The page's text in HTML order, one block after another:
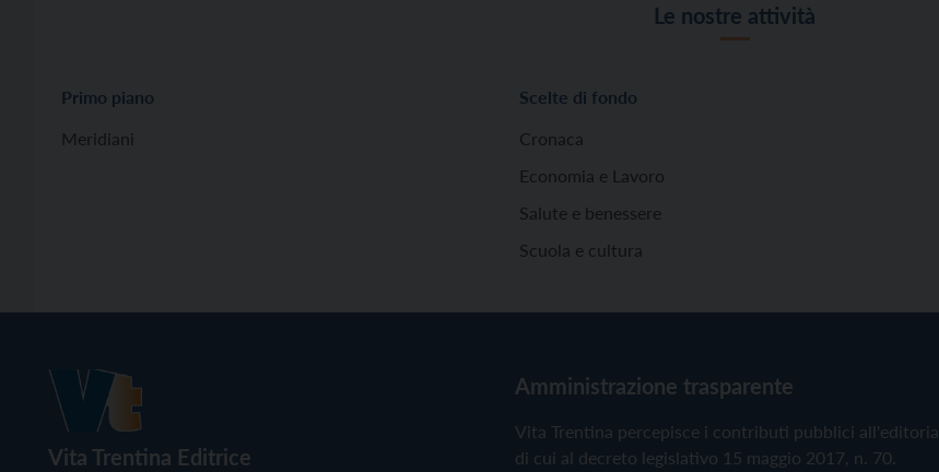
Le nostre attività
Primo piano
Meridiani
Scelte di fondo
Cronaca
Economia e Lavoro
Salute e benessere
Scuola e cultura
Vita Trentina Editrice
Amministrazione trasparente
Vita Trentina percepisce i contributi pubblici all'editoria
di cui al decreto legislativo 15 maggio 2017, n. 70.